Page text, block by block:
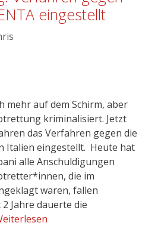
eingestellt
mehr auf dem Schirm, aber
kriminalisiert. Jetzt
das Verfahren gegen die
Italien eingestellt. Heute hat
alle Anschuldigungen
die im
waren, fallen
Jahre dauerte die